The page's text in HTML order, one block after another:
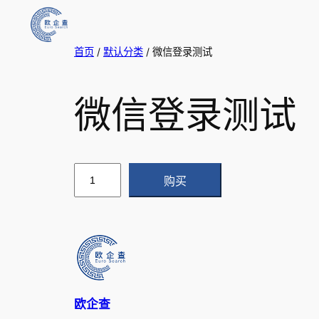
首页 / 默认分类 / 微信登录测试
微信登录测试
测
试
量
购买
欧企查